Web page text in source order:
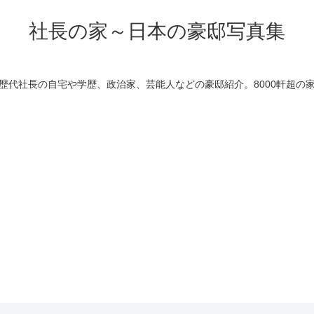
社長の家～日本の豪邸写真集
代社長の自宅や学歴、政治家、芸能人などの豪邸紹介。8000軒超の家